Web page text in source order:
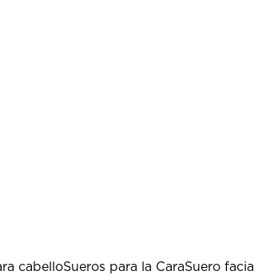
cabelloSueros para la CaraSuero facial